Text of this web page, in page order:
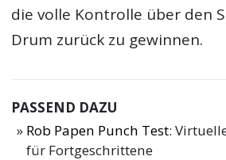
die volle Kontrolle über den
Drum zurück zu gewinnen.
PASSEND DAZU
Rob Papen Punch Test:
für Fortgeschrittene